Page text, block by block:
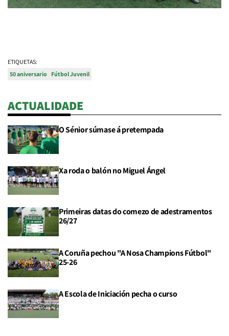
ETIQUETAS:
50 aniversario Fútbol Juvenil
ACTUALIDADE
O Sénior súmase á pretempada
Xa roda o balón no Miguel Ángel
Primeiras datas do comezo de adestramentos
26/27
A Coruña pechou "A Nosa Champions Fútbol"
25-26
A Escola de Iniciación pecha o curso